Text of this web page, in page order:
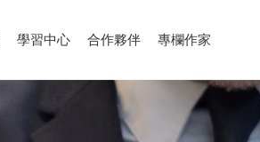
學習中心 合作夥伴 專欄作家